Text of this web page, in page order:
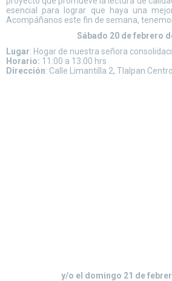
esencial para lograr que haya una
Acompáñanos este fin de semana,
Sábado 20 de febrero
Lugar: Hogar de nuestra señora
Horario: 11:00 a 13:00 hrs
Dirección: Calle Limantilla 2, Tlalpan
y/o el domingo 21 de